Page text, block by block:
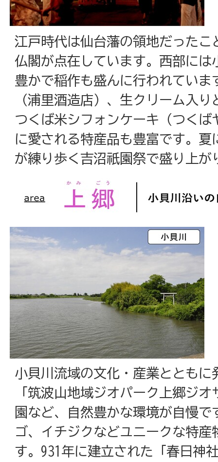
江戸時代は仙台藩の領地だったこ
仏閣が点在しています。西部には
豊かで稲作も盛んに行われていま
（浦里酒造店）、生クリーム入
つくば米シフォンケーキ（つくば
に愛される特産品も豊富です。夏
が練り歩く吉沼祇園祭で盛り上が
小貝川流域の文化・産業とともに
「筑波山地域ジオパーク上郷ジ
園など、自然豊かな環境が自慢で
ゴ、イチジクなどユニークな特産
す。931年に建立された「春日神